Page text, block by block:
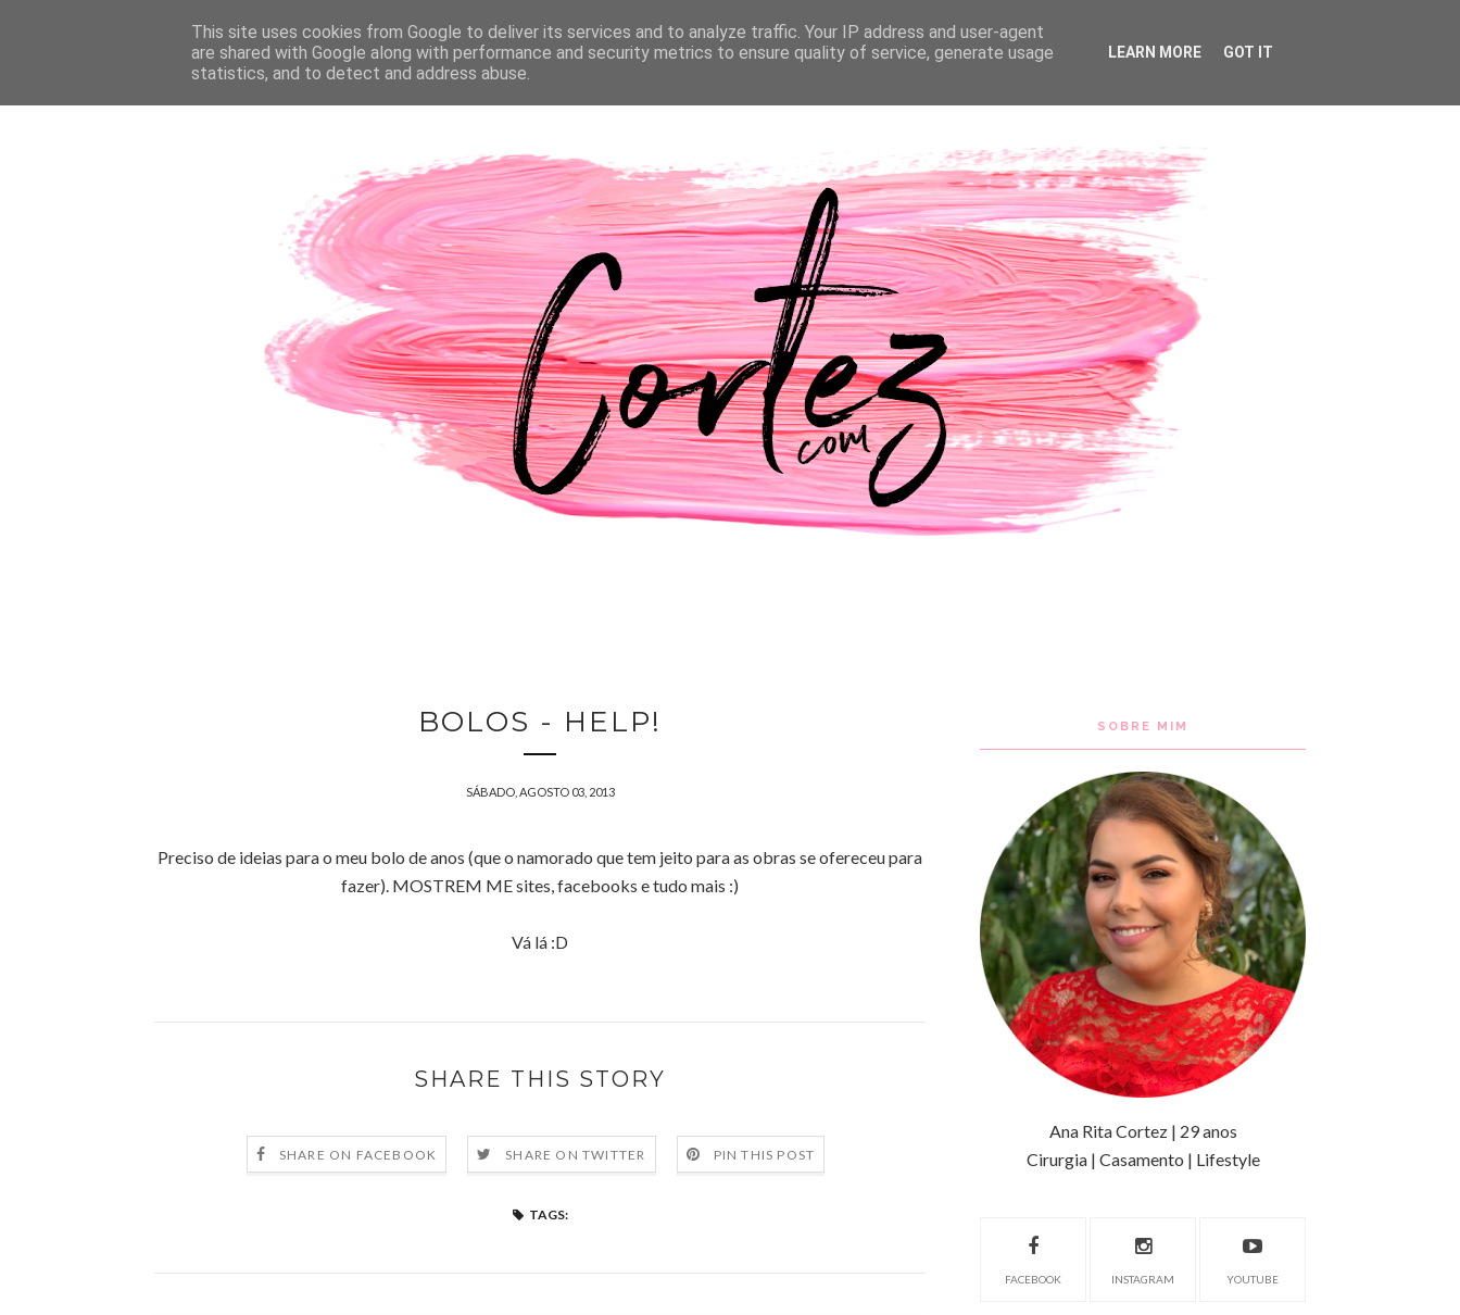
PÁGINA INICIAL SOBRE A AUTORA CONTACTOS PASSATEMPOS CASAMENTO
BOLOS - HELP!
SÁBADO, AGOSTO 03, 2013
Preciso de ideias para o meu bolo de anos (que o namorado que tem jeito para as obras se ofereceu para
fazer). MOSTREM ME sites, facebooks e tudo mais :)
Vá lá :D
SHARE THIS STORY
SHARE ON FACEBOOK SHARE ON TWITTER PIN THIS POST
TAGS:
SOBRE MIM
Ana Rita Cortez | 29 anos
Cirurgia | Casamento | Lifestyle
FACEBOOK INSTAGRAM YOUTUBE
This site uses cookies from Google to deliver its services and to analyze traffic. Your IP address and user-agent
are shared with Google along with performance and security metrics to ensure quality of service, generate usage
statistics, and to detect and address abuse.
LEARN MORE GOT IT